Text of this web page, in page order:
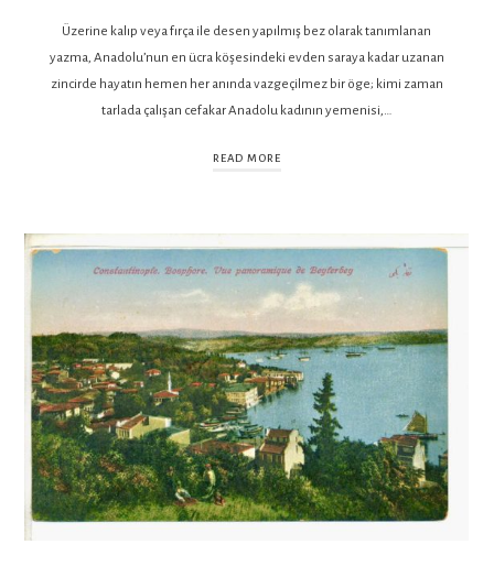
Üzerine kalıp veya fırça ile desen yapılmış bez olarak tanımlanan
yazma, Anadolu’nun en ücra köşesindeki evden saraya kadar uzanan
zincirde hayatın hemen her anında vazgeçilmez bir öge; kimi zaman
tarlada çalışan cefakar Anadolu kadının yemenisi,…
READ MORE